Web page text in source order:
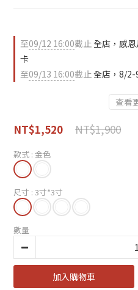
至09/12 16:00截止全店，感
卡
至09/13 16:00截止全店，8/2-
查看
NT$1,900
NT$1,520
款式 : 金色
尺寸 : 3寸*3寸
數量
加入購物車